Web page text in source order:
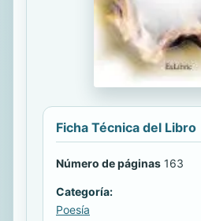
Ficha Técnica del Libro
Número de páginas 163
Categoría:
Poesía